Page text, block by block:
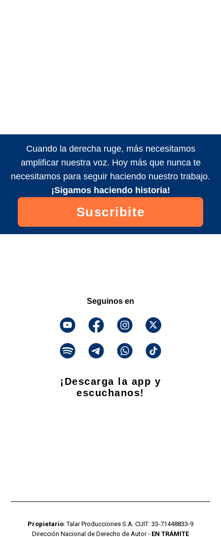
Cuando la derecha ruge, más necesitamos
amplificar nuestra voz. Hoy más que nunca te
necesitamos para seguir haciendo nuestro trabajo.
¡Sigamos haciendo historia!
Suscribite
Seguinos en
¡Descarga la app y
escuchanos!
Propietario: Talar Producciones S.A. CUIT: 33-71448833-9
Dirección Nacional de Derecho de Autor - EN TRÁMITE